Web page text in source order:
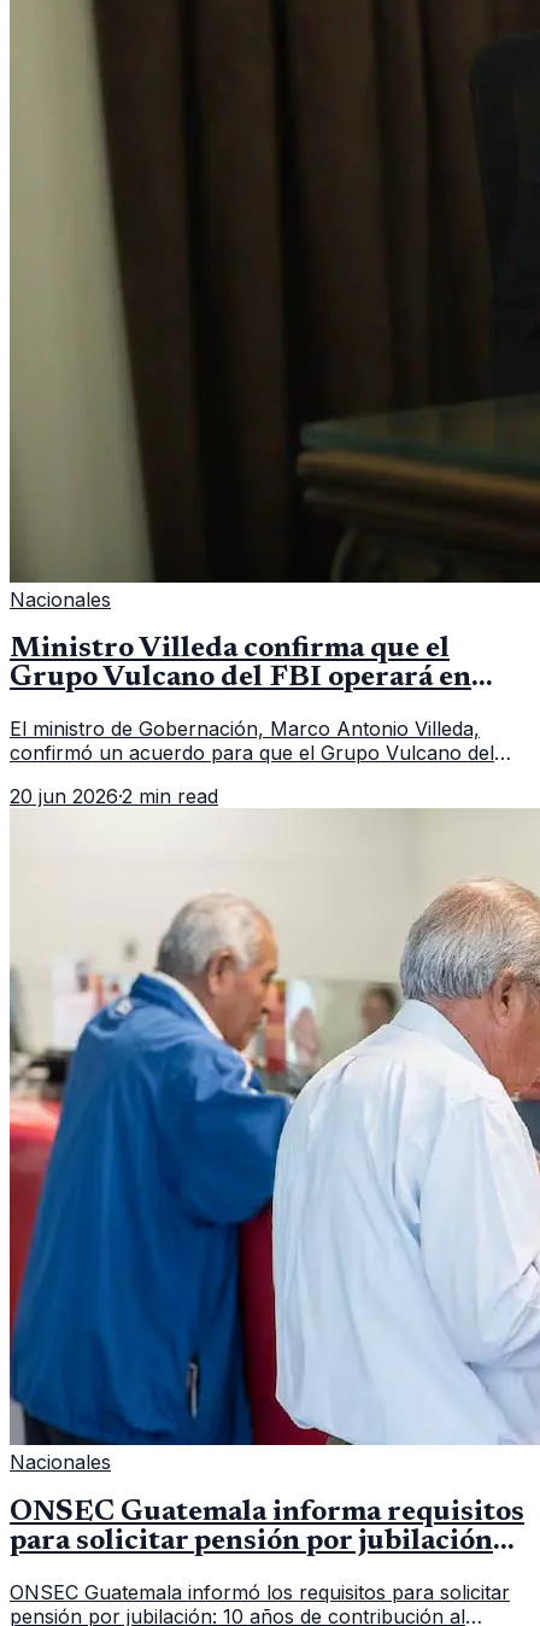
Nacionales
Ministro Villeda confirma que el
Grupo Vulcano del FBI operará en
El ministro de Gobernación, Marco Antonio Villeda,
confirmó un acuerdo para que el Grupo Vulcano del
fallido con la administración anterior del Ministerio
20 jun 2026·2 min read
Nacionales
ONSEC Guatemala informa requisitos
para solicitar pensión por jubilación
ONSEC Guatemala informó los requisitos para solicitar
pensión por jubilación: 10 años de contribución al